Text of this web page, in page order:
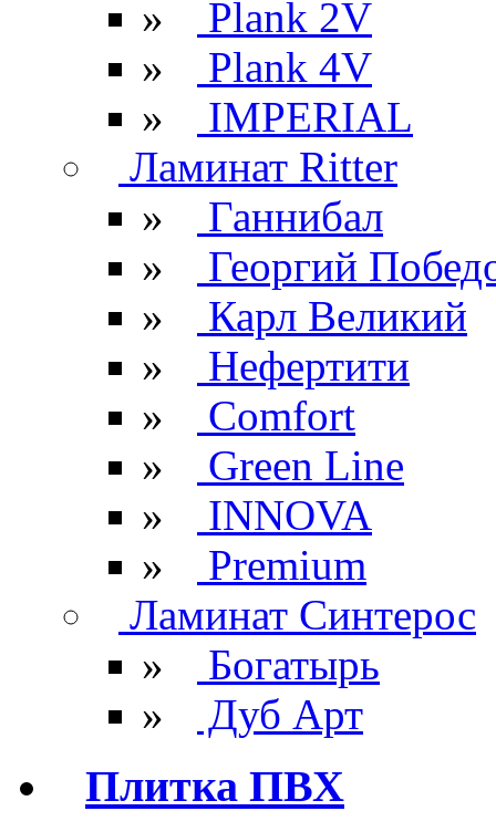
»
Plank 2V
»
Plank 4V
»
IMPERIAL
Ламинат Ritter
»
Ганнибал
»
Георгий
»
Карл Великий
»
Нефертити
»
Comfort
»
Green Line
»
INNOVA
»
Premium
Ламинат Синтерос
»
Богатырь
»
Дуб Арт
Плитка ПВХ